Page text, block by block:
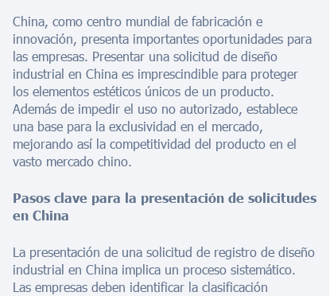
China, como centro mundial de fabricación e
innovación, presenta importantes oportunidades para
las empresas. Presentar una solicitud de diseño
industrial en China es imprescindible para proteger
los elementos estéticos únicos de un producto.
Además de impedir el uso no autorizado, establece
una base para la exclusividad en el mercado,
mejorando así la competitividad del producto en el
vasto mercado chino.
Pasos clave para la presentación de solicitudes
en China
La presentación de una solicitud de registro de diseño
industrial en China implica un proceso sistemático.
Las empresas deben identificar la clasificación